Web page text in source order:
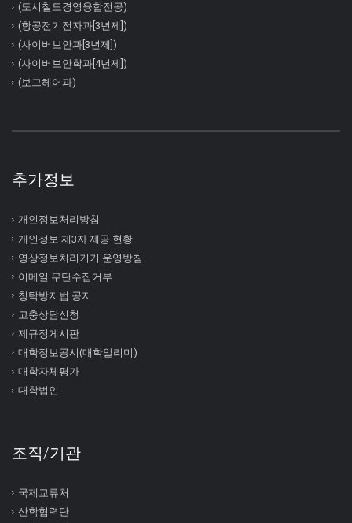
(도시철도경영융합전공)
(항공전기전자과[3년제])
(사이버보안과[3년제])
(사이버보안학과[4년제])
(보그헤어과)
추가정보
개인정보처리방침
개인정보 제3자 제공 현황
영상정보처리기기 운영방침
이메일 무단수집거부
청탁방지법 공지
고충상담신청
제규정게시판
대학정보공시(대학알리미)
대학자체평가
대학법인
조직/기관
국제교류처
산학협력단